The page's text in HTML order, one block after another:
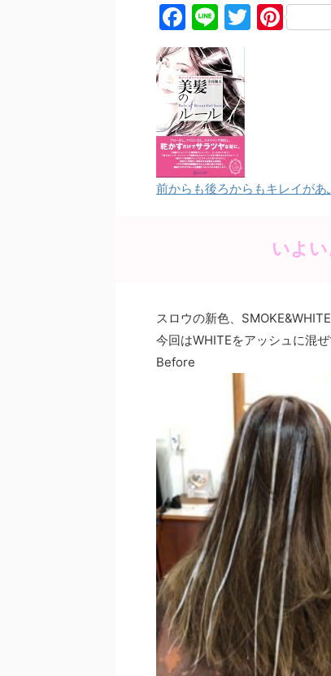
F
a
c
e
b
o
o
k
Li
n
e
T Pi
前からも後ろからもキレイが
いよい
スロウの新色、
今回はWHITEをアッシュに混ぜ
Before